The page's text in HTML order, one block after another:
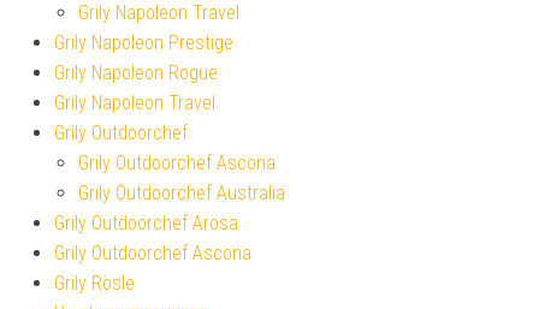
Grily Napoleon Travel
Grily Napoleon Prestige
Grily Napoleon Rogue
Grily Napoleon Travel
Grily Outdoorchef
Grily Outdoorchef Ascona
Grily Outdoorchef Australia
Grily Outdoorchef Arosa
Grily Outdoorchef Ascona
Grily Rösle